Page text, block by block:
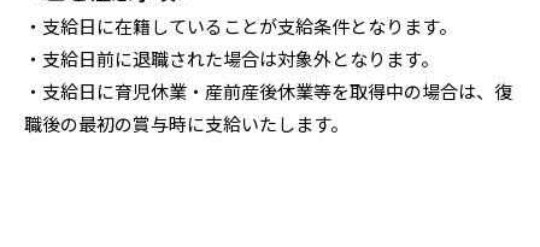
・支給日に在籍していることが支給条件となります。
・支給日前に退職された場合は対象外となります。
・支給日に育児休業・産前産後休業等を取得中の場合は、復
職後の最初の賞与時に支給いたします。